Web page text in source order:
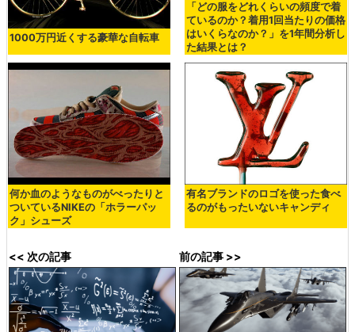
1000万円近くする豪華な自転車
「どの服をどれくらいの頻度で着
ているのか？着用1回当たりの価格
はいくらなのか？」を1年間分析し
た結果とは？
何か血のようなものがべったりと
ついているNIKEの「ホラーパッ
ク」シューズ
有名ブランドのロゴを使った食べ
るのがもったいないキャンディ
<< 次の記事 前の記事 >>